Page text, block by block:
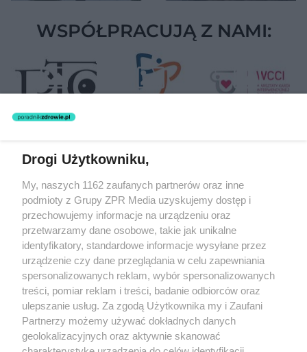
WSPÓŁPRACUJĄ Z NAMI:
rozpowszechniany lub dalej rozpowszechniany w jakikolwiek sposób
(w tym także elektroniczny lub mechaniczny) na jakimkolwiek polu
eksploatacji w jakiejkolwiek formie, włącznie z umieszczaniem w
Internecie bez pisemnej zgody właściciela praw. Jakiekolwiek użycie
lub wykorzystanie utworów w całości lub w części z naruszeniem
prawa, tzn. bez właściwej zgody, jest zabronione pod groźbą kary i
może być ścigane prawnie.
Drogi Użytkowniku,
My, naszych 1162 zaufanych partnerów oraz inne
podmioty z Grupy ZPR Media uzyskujemy dostęp i
przechowujemy informacje na urządzeniu oraz
przetwarzamy dane osobowe, takie jak unikalne
identyfikatory, standardowe informacje wysyłane przez
urządzenie czy dane przeglądania w celu zapewniania
spersonalizowanych reklam, wybór spersonalizowanych
treści, pomiar reklam i treści, badanie odbiorców oraz
ulepszanie usług. Za zgodą Użytkownika my i Zaufani
Partnerzy możemy używać dokładnych danych
geolokalizacyjnych oraz aktywnie skanować